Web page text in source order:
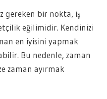
gereken bir nokta, iş
eğilimidir. Kendinizi
en iyisini yapmak
Bu nedenle, zaman
zaman ayırmak